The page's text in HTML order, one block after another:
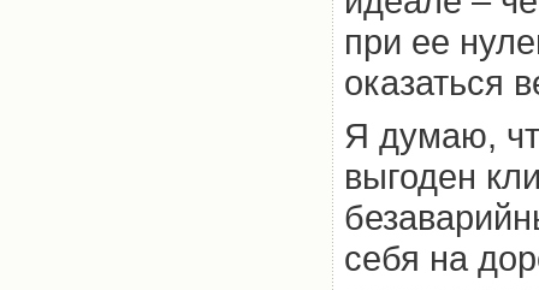
при ее
оказаться
Я думаю,
выгоден
себя на